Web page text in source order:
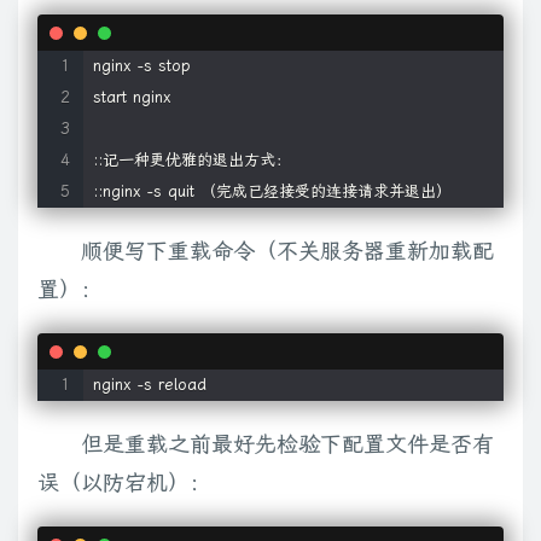
nginx -s stop
start nginx
::记一种更优雅的退出方式：
::nginx -s quit （完成已经接受的连接请求并退出）
顺便写下重载命令（不关服务器重新加载配
置）：
nginx -s reload
但是重载之前最好先检验下配置文件是否有
误（以防宕机）：